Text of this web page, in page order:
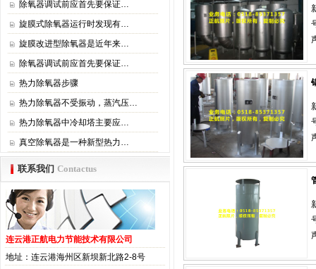
除氧器调试前应首先要保证…
旋膜式除氧器运行时发现有…
旋膜改进型除氧器是近年来…
除氧器调试前应首先要保证…
热力除氧器步骤
热力除氧器不受振动，蒸汽压…
热力除氧器中冷却塔主要应…
真空除氧器是一种新型热力…
联系我们 Contactus
连云港正航电力节能技术有限公司
地址：连云港海州区新坝新北路2-8号